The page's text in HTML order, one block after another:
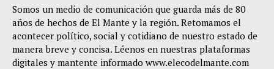
Somos un medio de comunicación que guarda más de 80
años de hechos de El Mante y la región. Retomamos el
acontecer político, social y cotidiano de nuestro estado de
manera breve y concisa. Léenos en nuestras plataformas
digitales y mantente informado www.elecodelmante.com